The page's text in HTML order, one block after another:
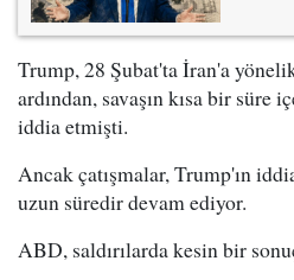
Trump, 28 Şubat'ta İran'a yönelik
ardından, savaşın kısa bir süre
iddia etmişti.
Ancak çatışmalar, Trump'ın
uzun süredir devam ediyor.
ABD, saldırılarda kesin bir